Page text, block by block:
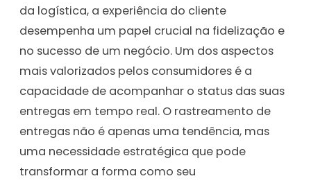
da logística, a experiência do cliente
desempenha um papel crucial na fidelização e
no sucesso de um negócio. Um dos aspectos
mais valorizados pelos consumidores é a
capacidade de acompanhar o status das suas
entregas em tempo real. O rastreamento de
entregas não é apenas uma tendência, mas
uma necessidade estratégica que pode
transformar a forma como seu